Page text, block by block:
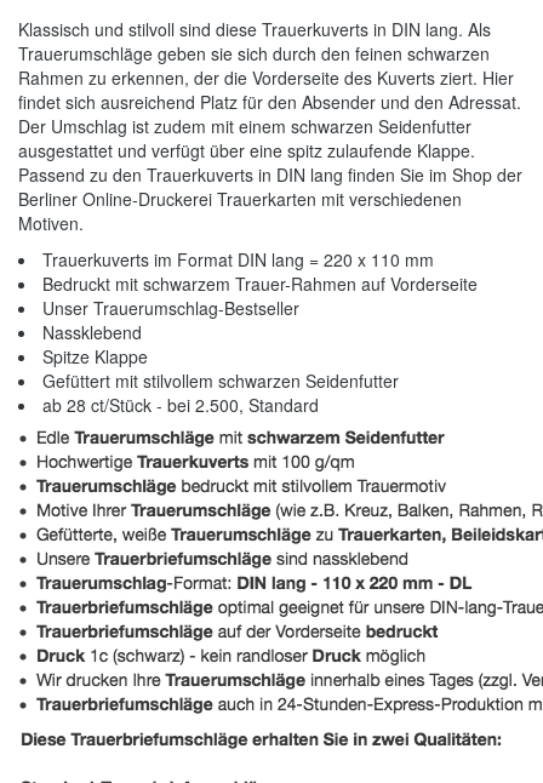
Klassisch und stilvoll sind diese Trauerkuverts in DIN lang. Als
Trauerumschläge geben sie sich durch den feinen schwarzen
Rahmen zu erkennen, der die Vorderseite des Kuverts ziert. Hier
findet sich ausreichend Platz für den Absender und den Adressat.
Der Umschlag ist zudem mit einem schwarzen Seidenfutter
ausgestattet und verfügt über eine spitz zulaufende Klappe.
Passend zu den Trauerkuverts in DIN lang finden Sie im Shop der
Berliner Online-Druckerei Trauerkarten mit verschiedenen
Motiven.
Trauerkuverts im Format DIN lang = 220 x 110 mm
Bedruckt mit schwarzem Trauer-Rahmen auf Vorderseite
Unser Trauerumschlag-Bestseller
Nassklebend
Spitze Klappe
Gefüttert mit stilvollem schwarzen Seidenfutter
ab 28 ct/Stück - bei 2.500, Standard